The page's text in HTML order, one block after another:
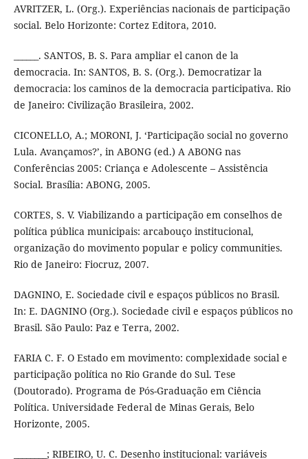
AVRITZER, L. (Org.). Experiências nacionais de participação
social. Belo Horizonte: Cortez Editora, 2010.
______. SANTOS, B. S. Para ampliar el canon de la
democracia. In: SANTOS, B. S. (Org.). Democratizar la
democracia: los caminos de la democracia participativa. Rio
de Janeiro: Civilização Brasileira, 2002.
CICONELLO, A.; MORONI, J. ‘Participação social no governo
Lula. Avançamos?’, in ABONG (ed.) A ABONG nas
Conferências 2005: Criança e Adolescente – Assistência
Social. Brasília: ABONG, 2005.
CORTES, S. V. Viabilizando a participação em conselhos de
política pública municipais: arcabouço institucional,
organização do movimento popular e policy communities.
Rio de Janeiro: Fiocruz, 2007.
DAGNINO, E. Sociedade civil e espaços públicos no Brasil.
In: E. DAGNINO (Org.). Sociedade civil e espaços públicos no
Brasil. São Paulo: Paz e Terra, 2002.
FARIA C. F. O Estado em movimento: complexidade social e
participação política no Rio Grande do Sul. Tese
(Doutorado). Programa de Pós-Graduação em Ciência
Política. Universidade Federal de Minas Gerais, Belo
Horizonte, 2005.
________; RIBEIRO, U. C. Desenho institucional: variáveis